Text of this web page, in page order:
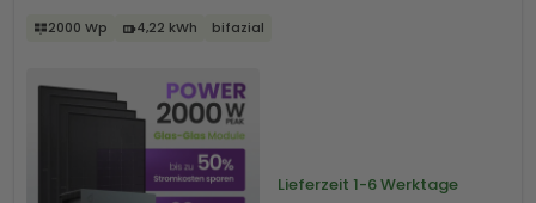
2000 Wp 4,22 kWh bifazial
Lieferzeit 1-6 Werktage